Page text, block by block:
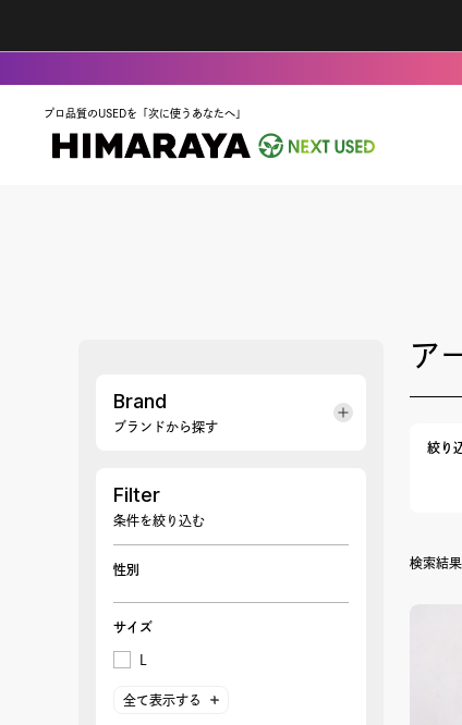
プロ品質のUSEDを「次に使うあなたへ」
Brand
ブランドから探す
Filter
条件を絞り込む
性別
サイズ
全て表示する
ア
絞り
検索結果